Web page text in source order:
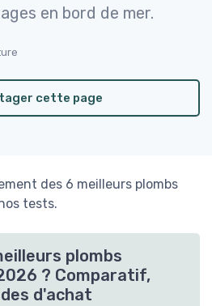
en bord de mer.
cette page
des 6 meilleurs plombs
tests.
plombs
? Comparatif,
d'achat